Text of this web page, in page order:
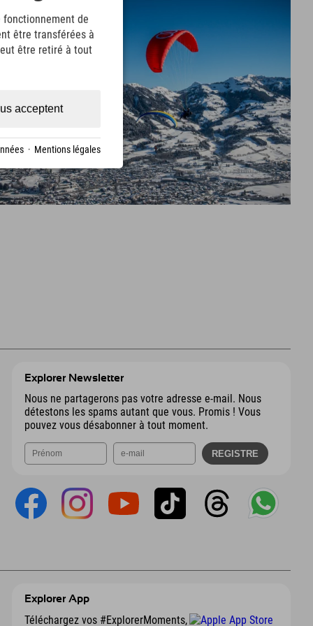
Explorer Newsletter
Nous ne partagerons pas votre adresse e-mail. Nous
détestons les spams autant que vous. Promis ! Vous
pouvez vous désabonner à tout moment.
Explorer App
Téléchargez vos #ExplorerMoments,
de
être transférées à
être retiré à tout
acceptent
· Mentions légales